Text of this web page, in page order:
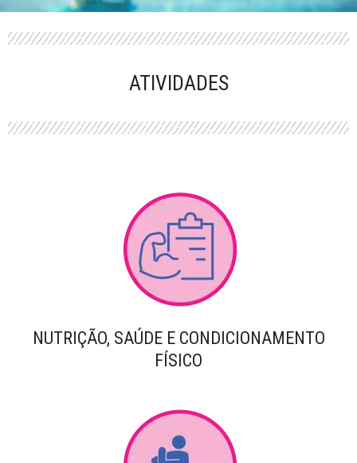
PERFORMANCE
ATIVIDADES
NUTRIÇÃO, SAÚDE E CONDICIONAMENTO
FÍSICO